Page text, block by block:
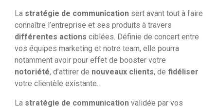
La stratégie de communication sert avant tout à faire
connaître l’entreprise et ses produits à travers
différentes actions ciblées. Définie de concert entre
vos équipes marketing et notre team, elle pourra
notamment avoir pour effet de booster votre
notoriété, d’attirer de nouveaux clients, de fidéliser
votre clientèle existante…
La stratégie de communication validée par vos